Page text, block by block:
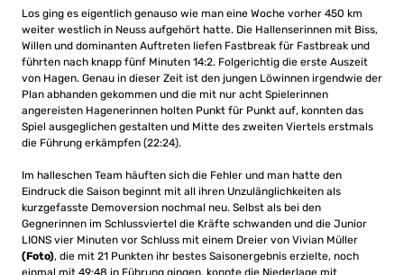
Los ging es eigentlich genauso wie man eine Woche vorher 450 km
weiter westlich in Neuss aufgehört hatte. Die Hallenserinnen mit Biss,
Willen und dominanten Auftreten liefen Fastbreak für Fastbreak und
führten nach knapp fünf Minuten 14:2. Folgerichtig die erste Auszeit
von Hagen. Genau in dieser Zeit ist den jungen Löwinnen irgendwie der
Plan abhanden gekommen und die mit nur acht Spielerinnen
angereisten Hagenerinnen holten Punkt für Punkt auf, konnten das
Spiel ausgeglichen gestalten und Mitte des zweiten Viertels erstmals
die Führung erkämpfen (22:24).
Im halleschen Team häuften sich die Fehler und man hatte den
Eindruck die Saison beginnt mit all ihren Unzulänglichkeiten als
kurzgefasste Demoversion nochmal neu. Selbst als bei den
Gegnerinnen im Schlussviertel die Kräfte schwanden und die Junior
LIONS vier Minuten vor Schluss mit einem Dreier von Vivian Müller
(Foto), die mit 21 Punkten ihr bestes Saisonergebnis erzielte, noch
einmal mit 49:48 in Führung gingen, konnte die Niederlage mit